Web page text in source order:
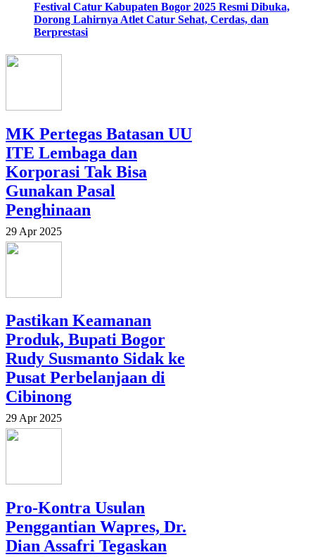
Festival Catur Kabupaten Bogor 2025 Resmi Dibuka,
Dorong Lahirnya Atlet Catur Sehat, Cerdas, dan
Berprestasi
MK Pertegas Batasan UU
ITE Lembaga dan
Korporasi Tak Bisa
Gunakan Pasal
Penghinaan
29 Apr 2025
Pastikan Keamanan
Produk, Bupati Bogor
Rudy Susmanto Sidak ke
Pusat Perbelanjaan di
Cibinong
29 Apr 2025
Pro-Kontra Usulan
Penggantian Wapres, Dr.
Dian Assafri Tegaskan